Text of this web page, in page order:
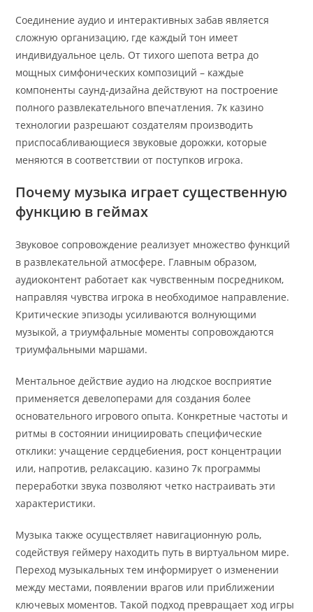
Соединение аудио и интерактивных забав является
сложную организацию, где каждый тон имеет
индивидуальное цель. От тихого шепота ветра до
мощных симфонических композиций – каждые
компоненты саунд-дизайна действуют на построение
полного развлекательного впечатления. 7к казино
технологии разрешают создателям производить
приспосабливающиеся звуковые дорожки, которые
меняются в соответствии от поступков игрока.
Почему музыка играет существенную
функцию в геймах
Звуковое сопровождение реализует множество функций
в развлекательной атмосфере. Главным образом,
аудиоконтент работает как чувственным посредником,
направляя чувства игрока в необходимое направление.
Критические эпизоды усиливаются волнующими
музыкой, а триумфальные моменты сопровождаются
триумфальными маршами.
Ментальное действие аудио на людское восприятие
применяется девелоперами для создания более
основательного игрового опыта. Конкретные частоты и
ритмы в состоянии инициировать специфические
отклики: учащение сердцебиения, рост концентрации
или, напротив, релаксацию. казино 7к программы
переработки звука позволяют четко настраивать эти
характеристики.
Музыка также осуществляет навигационную роль,
содействуя геймеру находить путь в виртуальном мире.
Переход музыкальных тем информирует о изменении
между местами, появлении врагов или приближении
ключевых моментов. Такой подход превращает ход игры